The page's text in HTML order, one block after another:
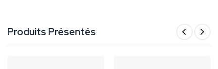
Produits Présentés